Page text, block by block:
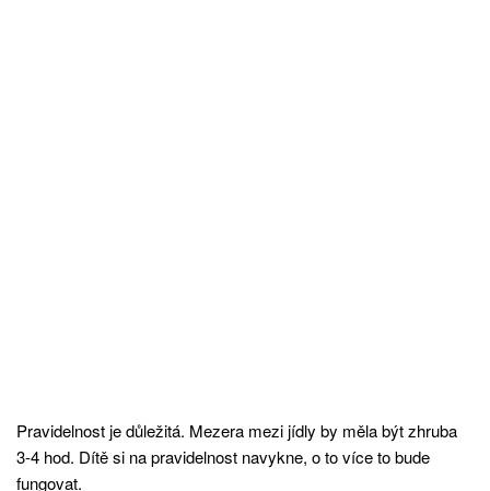
Pravidelnost je důležitá. Mezera mezi jídly by měla být zhruba
3-4 hod. Dítě si na pravidelnost navykne, o to více to bude
fungovat.